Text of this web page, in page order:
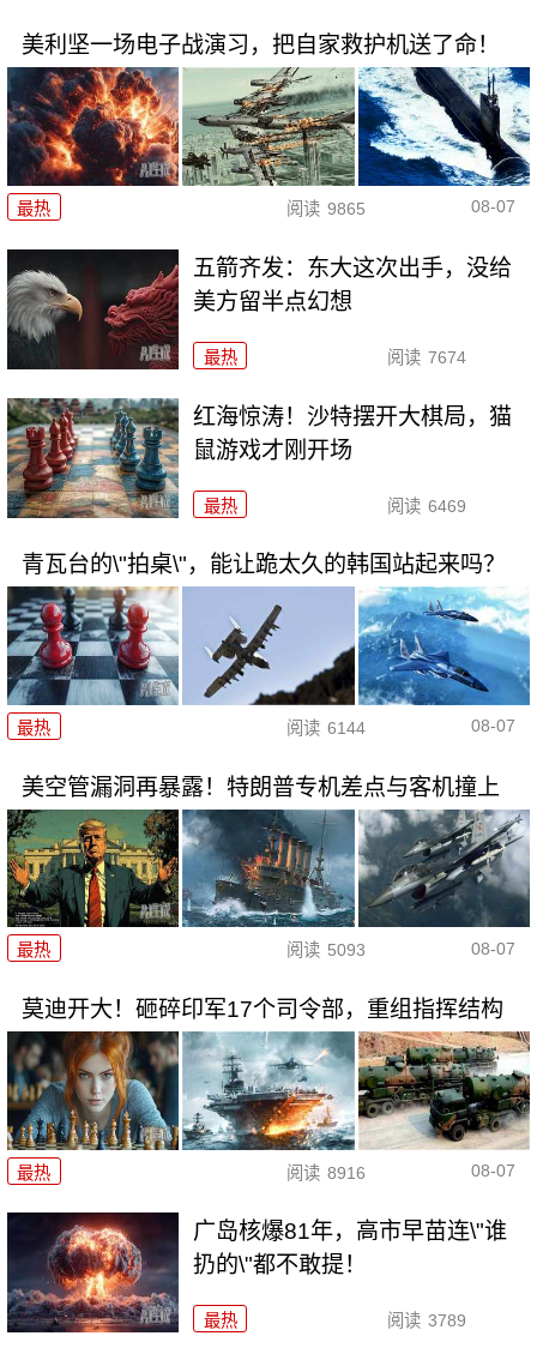
美利坚一场电子战演习，把自家救护机送了命！
最热 阅读 9865 08-07
五箭齐发：东大这次出手，没给
美方留半点幻想
最热 阅读 7674
红海惊涛！沙特摆开大棋局，猫
鼠游戏才刚开场
最热 阅读 6469
青瓦台的\"拍桌\"，能让跪太久的韩国站起来吗？
最热 阅读 6144 08-07
美空管漏洞再暴露！特朗普专机差点与客机撞上
最热 阅读 5093 08-07
莫迪开大！砸碎印军17个司令部，重组指挥结构
最热 阅读 8916 08-07
广岛核爆81年，高市早苗连\"谁
扔的\"都不敢提！
最热 阅读 3789